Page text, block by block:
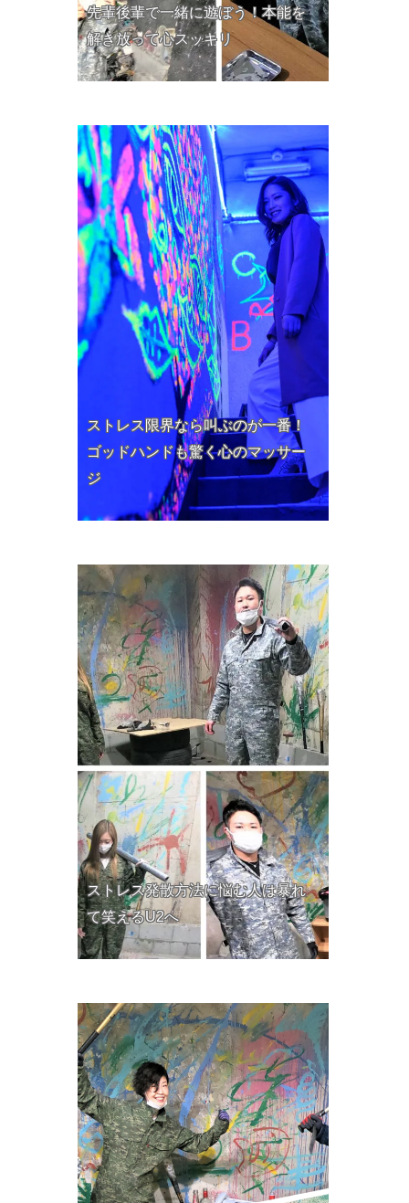
先輩後輩で一緒に遊ぼう！本能を
解き放って心スッキリ
ストレス限界なら叫ぶのが一番！
ゴッドハンドも驚く心のマッサー
ジ
ストレス発散方法に悩む人は暴れ
て笑えるU2へ